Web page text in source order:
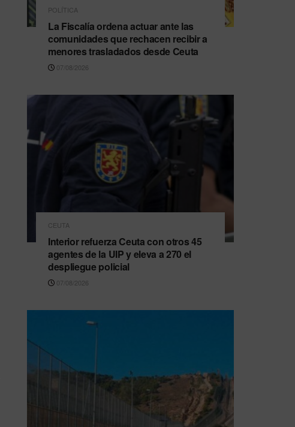
POLÍTICA
La Fiscalía ordena actuar ante las
comunidades que rechacen recibir a
menores trasladados desde Ceuta
07/08/2026
CEUTA
Interior refuerza Ceuta con otros 45
agentes de la UIP y eleva a 270 el
despliegue policial
07/08/2026